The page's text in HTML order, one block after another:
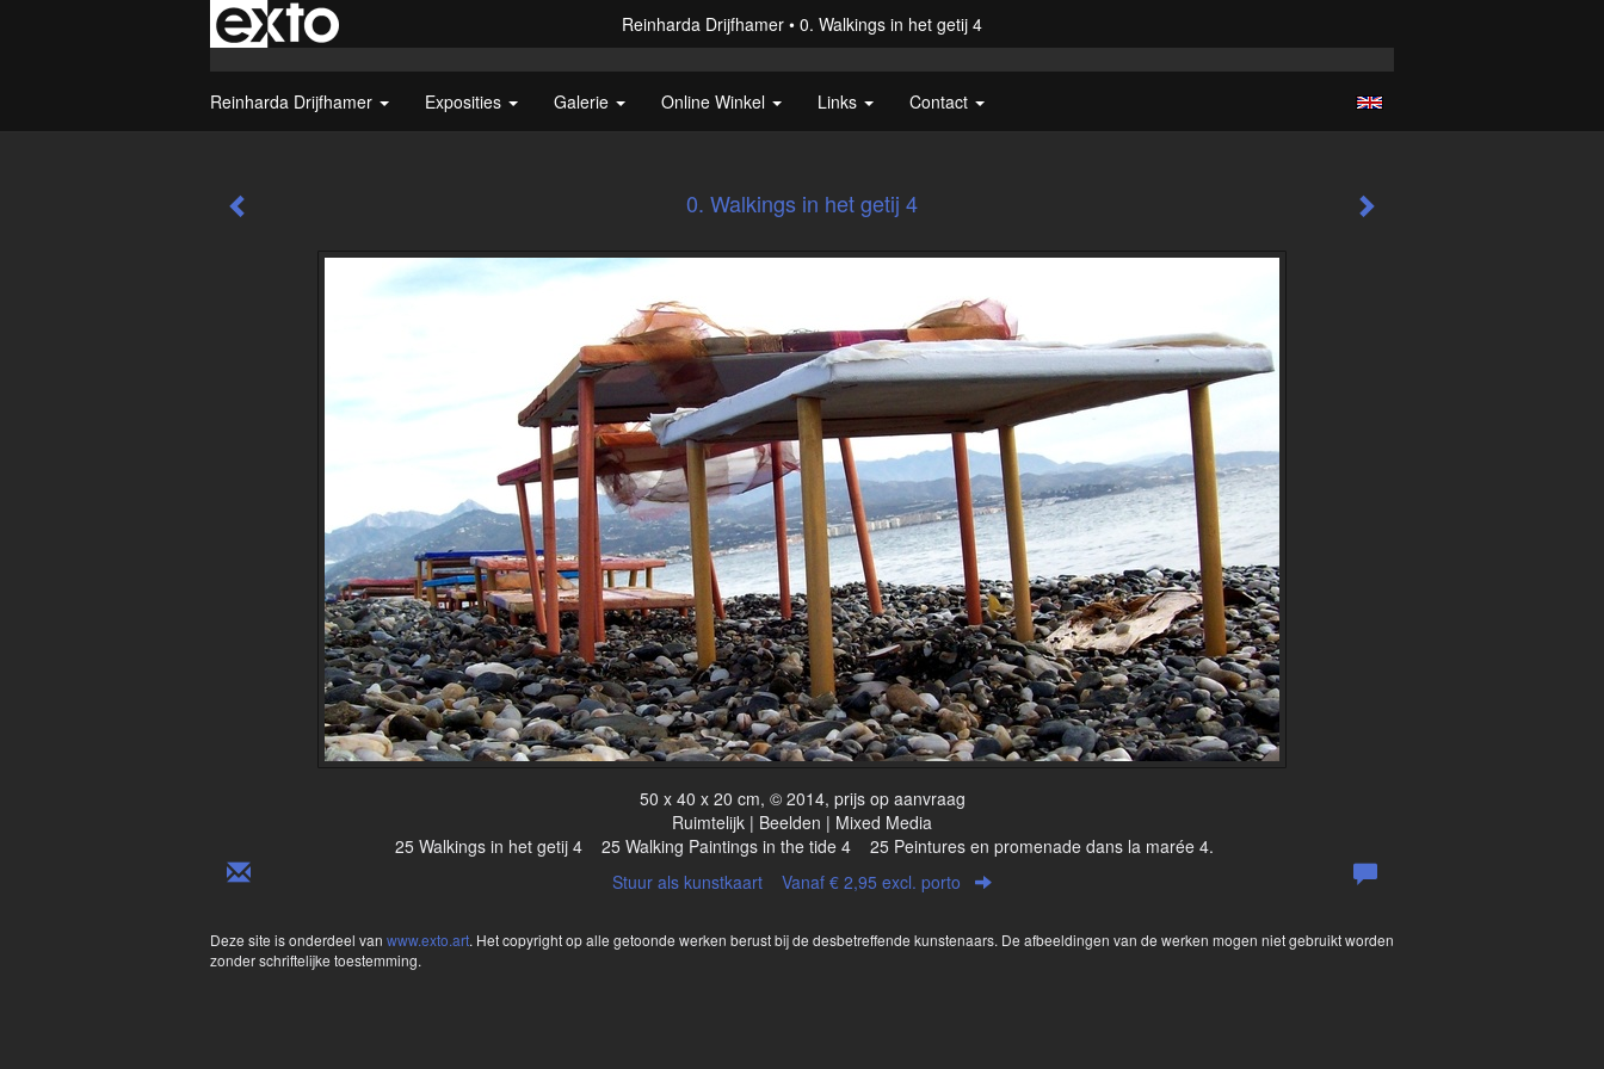
Reinharda Drijfhamer 0. Walkings in het getij 4
Reinharda Drijfhamer Exposities Galerie Online Winkel Links Contact
0. Walkings in het getij 4
50 x 40 x 20 cm, © 2014, prijs op aanvraag
Ruimtelijk | Beelden | Mixed Media
25 Walkings in het getij 4 25 Walking Paintings in the tide 4 25 Peintures en promenade dans la marée 4.
Stuur als kunstkaart Vanaf € 2,95 excl. porto
Deze site is onderdeel van www.exto.art. Het copyright op alle getoonde werken berust bij de desbetreffende kunstenaars. De afbeeldingen van de werken mogen niet gebruikt worden
zonder schriftelijke toestemming.